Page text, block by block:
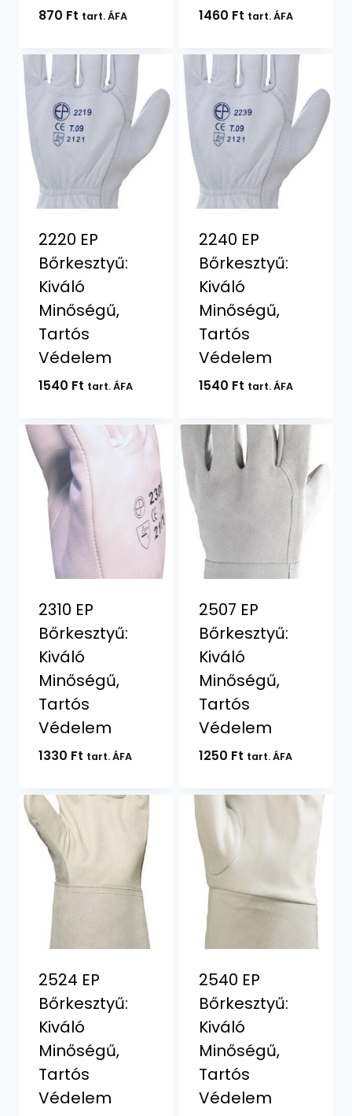
870 Ft tart. ÁFA 1460 Ft tart. ÁFA
2220 EP
Bőrkesztyű:
Kiváló
Minőségű,
Tartós
Védelem
1540 Ft tart. ÁFA
2240 EP
Bőrkesztyű:
Kiváló
Minőségű,
Tartós
Védelem
1540 Ft tart. ÁFA
2310 EP
Bőrkesztyű:
Kiváló
Minőségű,
Tartós
Védelem
1330 Ft tart. ÁFA
2507 EP
Bőrkesztyű:
Kiváló
Minőségű,
Tartós
Védelem
1250 Ft tart. ÁFA
2524 EP
Bőrkesztyű:
Kiváló
Minőségű,
Tartós
Védelem
2540 EP
Bőrkesztyű:
Kiváló
Minőségű,
Tartós
Védelem